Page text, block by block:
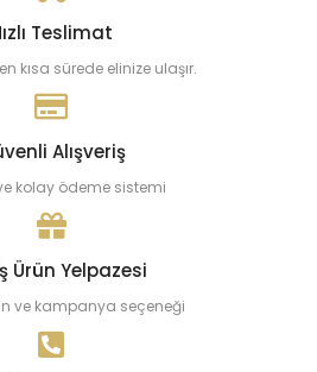
Teslimat
kısa sürede elinize ulaşır.
Alışveriş
kolay ödeme sistemi
Ürün Yelpazesi
ve kampanya seçeneği